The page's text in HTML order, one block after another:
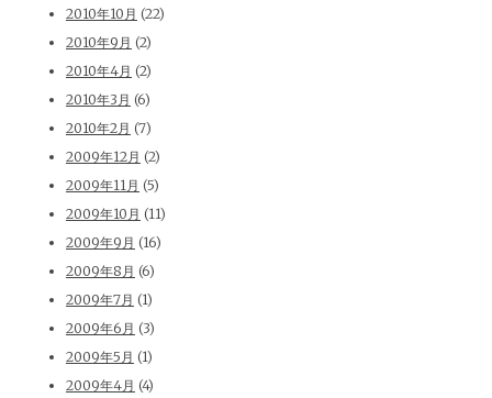
2010年10月 (22)
2010年9月 (2)
2010年4月 (2)
2010年3月 (6)
2010年2月 (7)
2009年12月 (2)
2009年11月 (5)
2009年10月 (11)
2009年9月 (16)
2009年8月 (6)
2009年7月 (1)
2009年6月 (3)
2009年5月 (1)
2009年4月 (4)